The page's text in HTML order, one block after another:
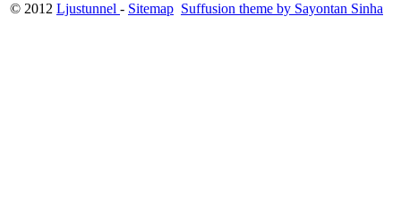
© 2012 Ljustunnel - Sitemap Suffusion theme by Sayontan Sinha